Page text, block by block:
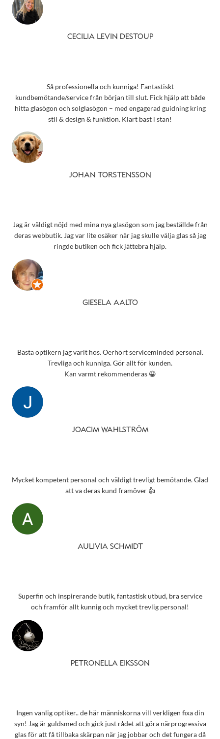
CECILIA LEVIN DESTOUP
Så professionella och kunniga! Fantastiskt
kundbemötande/service från början till slut. Fick hjälp att både
hitta glasögon och solglasögon – med engagerad guidning kring
stil & design & funktion. Klart bäst i stan!
JOHAN TORSTENSSON
Jag är väldigt nöjd med mina nya glasögon som jag beställde från
deras webbutik. Jag var lite osäker när jag skulle välja glas så jag
ringde butiken och fick jättebra hjälp.
GIESELA AALTO
Bästa optikern jag varit hos. Oerhört serviceminded personal.
Trevliga och kunniga. Gör allt för kunden.
Kan varmt rekommenderas 😀
JOACIM WAHLSTRÖM
Mycket kompetent personal och väldigt trevligt bemötande. Glad
att va deras kund framöver 👍
AULIVIA SCHMIDT
Superfin och inspirerande butik, fantastisk utbud, bra service
och framför allt kunnig och mycket trevlig personal!
PETRONELLA EIKSSON
Ingen vanlig optiker.. de här människorna vill verkligen fixa din
syn! Jag är guldsmed och gick just rådet att göra närprogressiva
glas för att få tillbaka skärpan när jag jobbar och det fungera då